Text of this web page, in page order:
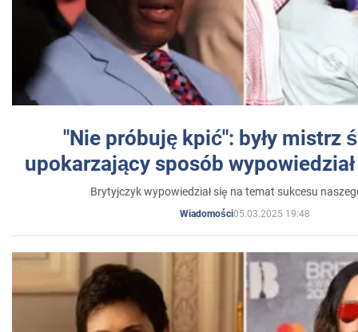
"Nie próbuję kpić": były mistrz
upokarzający sposób
Brytyjczyk wypowiedział się na temat sukcesu
Wiadomości05.03.2025 19:48